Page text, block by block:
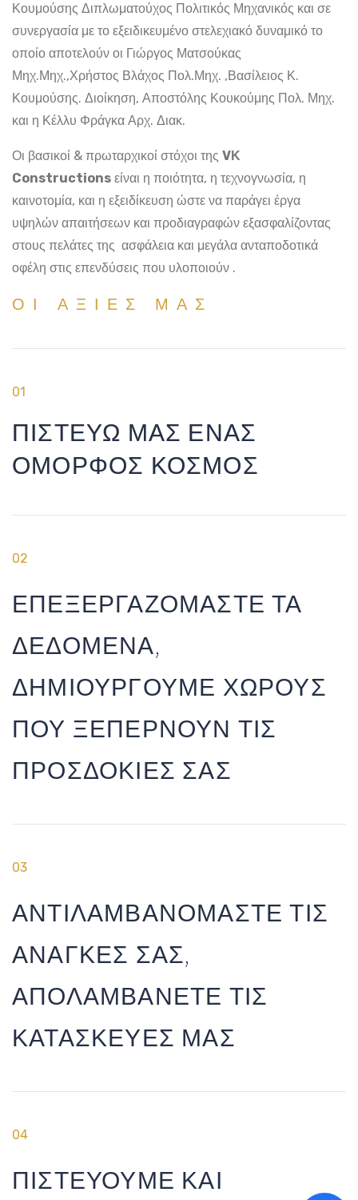
Κουμούσης Διπλωματούχος Πολιτικός Μηχανικός και σε
συνεργασία με το εξειδικευμένο στελεχιακό δυναμικό το
οποίο αποτελούν οι Γιώργος Ματσούκας
Μηχ.Μηχ.,Χρήστος Βλάχος Πολ.Μηχ. ,Βασίλειος Κ.
Κουμούσης. Διοίκηση, Αποστόλης Κουκούμης Πολ. Μηχ.
και η Κέλλυ Φράγκα Αρχ. Διακ.
Οι βασικοί & πρωταρχικοί στόχοι της VΚ
Constructions είναι η ποιότητα, η τεχνογνωσία, η
καινοτομία, και η εξειδίκευση ώστε να παράγει έργα
υψηλών απαιτήσεων και προδιαγραφών εξασφαλίζοντας
στους πελάτες της ασφάλεια και μεγάλα ανταποδοτικά
οφέλη στις επενδύσεις που υλοποιούν .
ΟΙ ΑΞΙΕΣ ΜΑΣ
01
ΠΙΣΤΕΥΩ ΜΑΣ ΕΝΑΣ
ΟΜΟΡΦΟΣ ΚΟΣΜΟΣ
02
ΕΠΕΞΕΡΓΑΖΟΜΑΣΤΕ ΤΑ
ΔΕΔΟΜΕΝΑ,
ΔΗΜΙΟΥΡΓΟΥΜΕ ΧΩΡΟΥΣ
ΠΟΥ ΞΕΠΕΡΝΟΥΝ ΤΙΣ
ΠΡΟΣΔΟΚΙΕΣ ΣΑΣ
03
ΑΝΤΙΛΑΜΒΑΝΟΜΑΣΤΕ ΤΙΣ
ΑΝΑΓΚΕΣ ΣΑΣ,
ΑΠΟΛΑΜΒΑΝΕΤΕ ΤΙΣ
ΚΑΤΑΣΚΕΥΕΣ ΜΑΣ
04
ΠΙΣΤΕΥΟΥΜΕ ΚΑΙ